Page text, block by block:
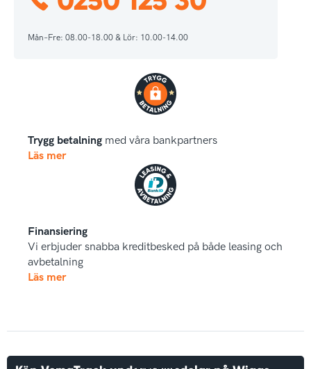
Mån–Fre: 08.00-18.00 & Lör: 10.00-14.00
Trygg betalning med våra bankpartners
Läs mer
Finansiering
Vi erbjuder snabba kreditbesked på både leasing och
avbetalning
Läs mer